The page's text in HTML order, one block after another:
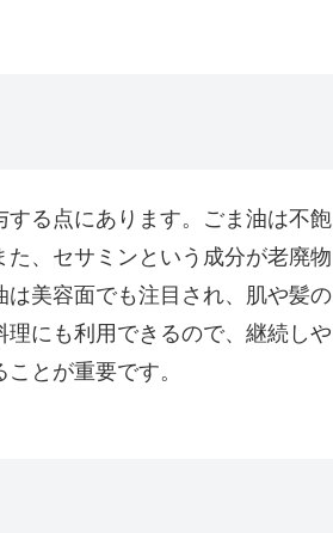
る点にあります。ごま油は不飽
、セサミンという成分が老廃物
美容面でも注目され、肌や髪の
にも利用できるので、継続しや
とが重要です。